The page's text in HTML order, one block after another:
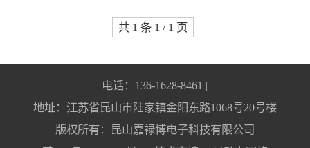
共 1 条 1 / 1 页
电话：136-1628-8461 |
地址：江苏省昆山市陆家镇金阳东路1068号20号楼
版权所有：昆山嘉禄博电子科技有限公司